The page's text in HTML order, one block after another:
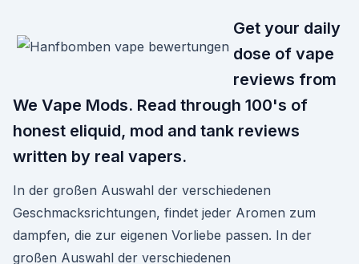
Get your daily
dose of vape
reviews from
We Vape Mods. Read through 100's of
honest eliquid, mod and tank reviews
written by real vapers.
In der großen Auswahl der verschiedenen
Geschmacksrichtungen, findet jeder Aromen zum
dampfen, die zur eigenen Vorliebe passen. In der
großen Auswahl der verschiedenen